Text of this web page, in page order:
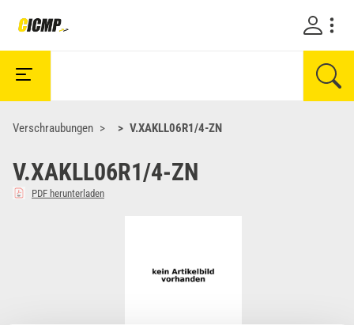
Verschraubungen V.XAKLL06R1/4-ZN
V.XAKLL06R1/4-ZN
PDF herunterladen